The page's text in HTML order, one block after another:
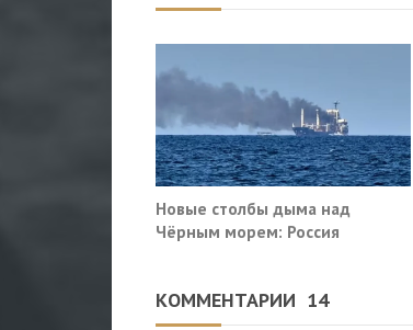
Новые столбы дыма над
Чёрным морем: Россия
КОММЕНТАРИИ 14